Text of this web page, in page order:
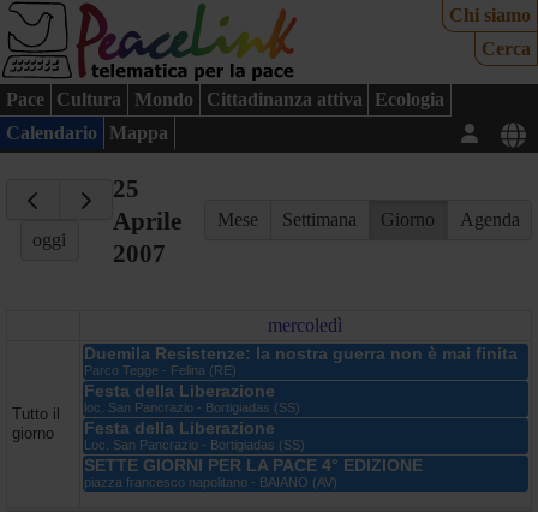
Chi siamo
Cerca
Pace Cultura Mondo Cittadinanza attiva
Ecologia
Calendario
Mappa
oggi
25
Aprile
2007
Mese Settimana Giorno Agenda
mercoledì
Tutto il
giorno
Duemila Resistenze: la nostra guerra non è mai finita
Parco Tegge - Felina (RE)
Festa della Liberazione
loc. San Pancrazio - Bortigiadas (SS)
Festa della Liberazione
Loc. San Pancrazio - Bortigiadas (SS)
SETTE GIORNI PER LA PACE 4° EDIZIONE
piazza francesco napolitano - BAIANO (AV)